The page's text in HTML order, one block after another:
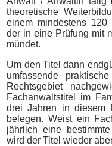
theoretische
einem mindestens 120
der in eine Prüfung mit
mündet.
Um den Titel dann
umfassende
Rechtsgebiet
Fachanwaltstitel im
drei Jahren in diesem
belegen. Weist ein
jährlich eine
wird der Titel wieder